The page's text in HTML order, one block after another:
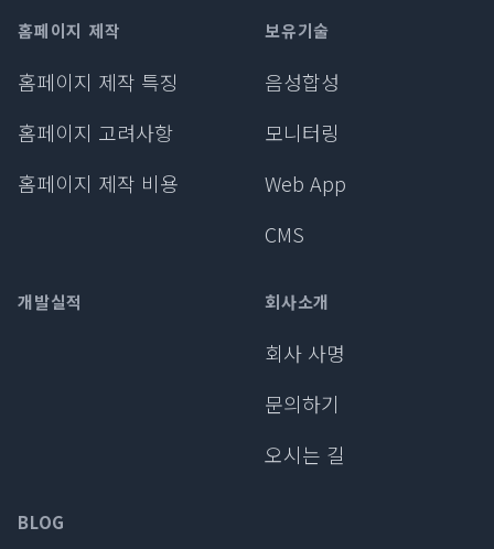
홈페이지 제작
홈페이지 제작 특징
홈페이지 고려사항
홈페이지 제작 비용
보유기술
음성합성
모니터링
Web App
CMS
개발실적 회사소개
회사 사명
문의하기
오시는 길
BLOG